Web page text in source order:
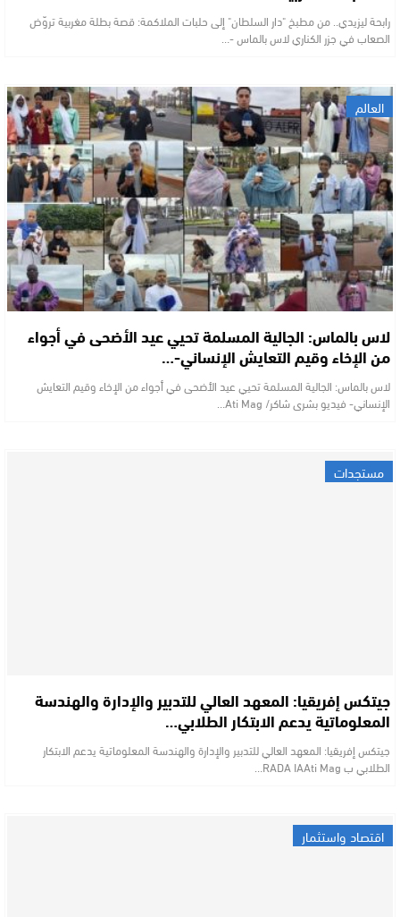
رابحة ليزيدي.. من مطبخ "دار السلطان" إلى حلبات الملاكمة: قصة بطلة مغربية تروّض
الصعاب في جزر الكناري لاس بالماس -…
العالم
لاس بالماس: الجالية المسلمة تحيي عيد الأضحى في أجواء
من الإخاء وقيم التعايش الإنساني-…
لاس بالماس: الجالية المسلمة تحيي عيد الأضحى في أجواء من الإخاء وقيم التعايش
الإنساني- فيديو بشرى شاكر/ Ati Mag…
مستجدات
جيتكس إفريقيا: المعهد العالي للتدبير والإدارة والهندسة
المعلوماتية يدعم الابتكار الطلابي…
جيتكس إفريقيا: المعهد العالي للتدبير والإدارة والهندسة المعلوماتية يدعم الابتكار
الطلابي ب RADA IAAti Mag…
اقتصاد واستثمار